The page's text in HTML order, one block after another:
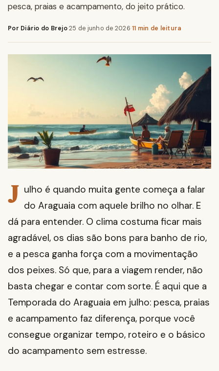
pesca, praias e acampamento, do jeito prático.
Por Diário do Brejo·25 de junho de 2026·11 min de leitura
J ulho é quando muita gente começa a falar
do Araguaia com aquele brilho no olhar. E
dá para entender. O clima costuma ficar mais
agradável, os dias são bons para banho de rio,
e a pesca ganha força com a movimentação
dos peixes. Só que, para a viagem render, não
basta chegar e contar com sorte. É aqui que a
Temporada do Araguaia em julho: pesca, praias
e acampamento faz diferença, porque você
consegue organizar tempo, roteiro e o básico
do acampamento sem estresse.